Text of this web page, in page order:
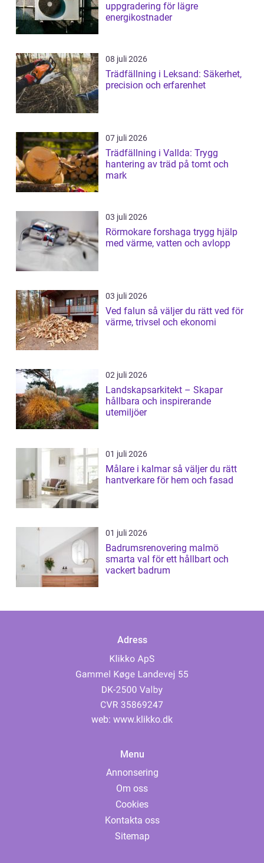
uppgradering för lägre
energikostnader
08 juli 2026
Trädfällning i Leksand: Säkerhet,
precision och erfarenhet
07 juli 2026
Trädfällning i Vallda: Trygg
hantering av träd på tomt och
mark
03 juli 2026
Rörmokare forshaga trygg hjälp
med värme, vatten och avlopp
03 juli 2026
Ved falun så väljer du rätt ved för
värme, trivsel och ekonomi
02 juli 2026
Landskapsarkitekt – Skapar
hållbara och inspirerande
utemiljöer
01 juli 2026
Målare i kalmar så väljer du rätt
hantverkare för hem och fasad
01 juli 2026
Badrumsrenovering malmö
smarta val för ett hållbart och
vackert badrum
Adress
web: www.klikko.dk
Menu
Annonsering
Om oss
Cookies
Kontakta oss
Sitemap